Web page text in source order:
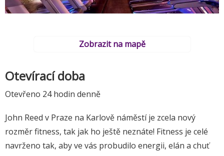
Zobrazit na mapě
Otevírací doba
Otevřeno 24 hodin denně
John Reed v Praze na Karlově náměstí je zcela nový
rozměr fitness, tak jak ho ještě neznáte! Fitness je celé
navrženo tak, aby ve vás probudilo energii, elán a chuť